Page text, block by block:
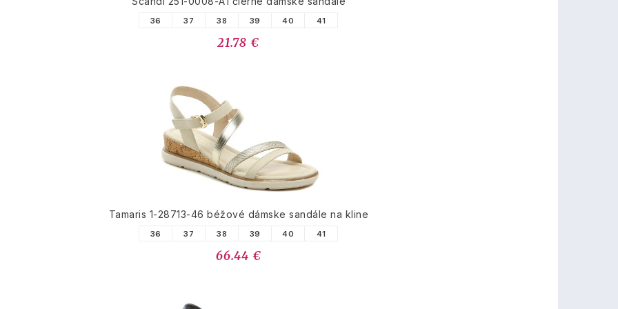
36 37 38 39 40 41
21.78 €
Tamaris 1-28713-46 béžové dámske sandále na kline
36 37 38 39 40 41
66.44 €